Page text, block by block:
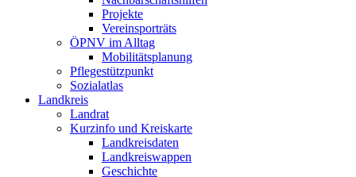
Projekte
Vereinsporträts
ÖPNV im Alltag
Mobilitätsplanung
Pflegestützpunkt
Sozialatlas
Landkreis
Landrat
Kurzinfo und Kreiskarte
Landkreisdaten
Landkreiswappen
Geschichte